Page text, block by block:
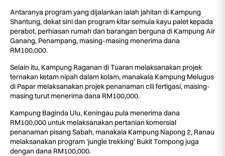
Antaranya program yang dijalankan ialah jahitan di Kampung
Shantung, dekat sini dan program kitar semula kayu palet kepada
perabot, perhiasan rumah dan barangan berguna di Kampung Air
Ganang, Penampang, masing-masing menerima dana
RM100,000.
Selain itu, Kampung Raganan di Tuaran melaksanakan projek
ternakan ketam nipah dalam kolam, manakala Kampung Melugus
di Papar melaksanakan projek penanaman cili fertigasi, masing-
masing turut menerima dana RM100,000.
Kampung Baginda Ulu, Keningau pula menerima dana
RM100,000 untuk melaksanakan pertanian komersial
penanaman pisang Sabah, manakala Kampung Napong 2, Ranau
melaksanakan program ‘jungle trekking’ Bukit Tompong juga
dengan dana RM100,000.